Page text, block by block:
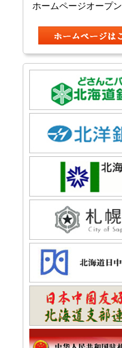
ホームページオープン